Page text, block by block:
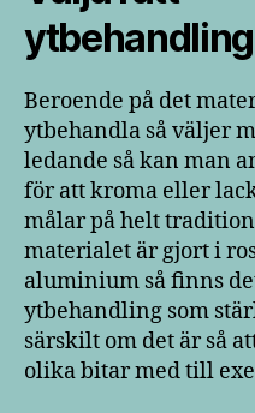
Beroende på det
ytbehandla så väljer
ledande så kan man
för att kroma eller
målar på helt
materialet är gjort i
aluminium så finns
ytbehandling som
särskilt om det är så
olika bitar med till